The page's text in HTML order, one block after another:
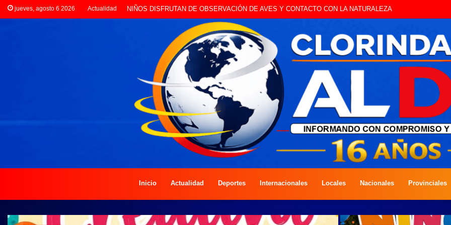
jueves, agosto 6 2026 Actualidad NIÑOS DISFRUTAN DE OBSERVACIÓN DE AVES Y CONTACTO CON LA NATURALEZA
Inicio Actualidad Deportes Internacionales Locales Nacionales Provinciales